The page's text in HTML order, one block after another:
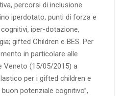
percorsi di inclusione
iperdotato, punti di forza e
iper-dotazione,
gifted Children e BES. Per
in particolare alle
Veneto (15/05/2015) a
per i gifted children e
potenziale cognitivo”,